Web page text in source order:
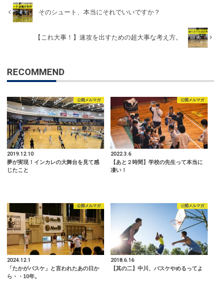
そのシュート、本当にそれでいいですか？
【これ大事！】速攻を出すための超大事な考え方。
RECOMMEND
公開メルマガ
2019.12.10
夢が実現！インカレの大舞台を見て感
じたこと
公開メルマガ
2022.3.6
【あと２時間】学校の先生って本当に
凄い！
公開メルマガ
2024.12.1
「たかがバスケ」と言われたあの日か
ら・・10年。
公開メルマガ
2018.6.16
【其の二】中川、バスケやめるってよ